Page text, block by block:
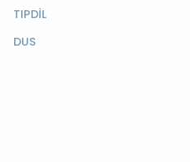
TIPDİL
DUS